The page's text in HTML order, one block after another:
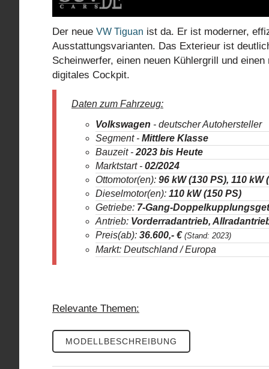
Der neue VW Tiguan ist da. Er ist moderner,
Ausstattungsvarianten. Das Exterieur ist
Scheinwerfer, einen neuen Kühlergrill und
digitales Cockpit.
Daten zum Fahrzeug:
Volkswagen - deutscher Autohersteller
Segment - Mittlere Klasse
Bauzeit -2023 bis Heute
Marktstart - 02/2024
Ottomotor(en): 96 kW (130 PS), 110 kW
Dieselmotor(en): 110 kW (150 PS)
Getriebe: 7-Gang-
Antrieb: Vorderradantrieb,
Preis(ab): 36.600,- € (Stand: 2023)
Markt: Deutschland / Europa
Relevante Themen:
MODELLBESCHREIBUNG